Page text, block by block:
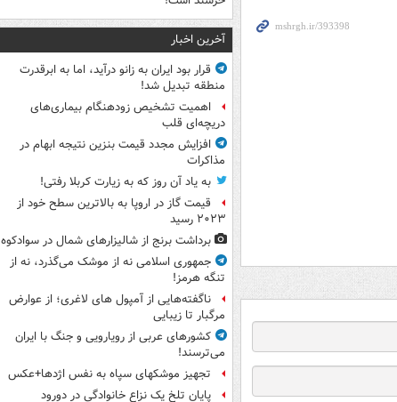
آخرین اخبار
قرار بود ایران به زانو درآید، اما به ابرقدرت
منطقه تبدیل شد!
اهمیت تشخیص زودهنگام بیماری‌های
دریچه‌ای قلب
افزایش مجدد قیمت بنزین نتیجه ابهام در
مذاکرات
به یاد آن روز که به زیارت کربلا رفتی!
قیمت گاز در اروپا به بالاترین سطح خود از
۲۰۲۳ رسید
برداشت برنج از شالیزارهای شمال در سوادکوه
جمهوری اسلامی نه از موشک می‌گذرد، نه از
تنگه هرمز!
ناگفته‌هایی از آمپول های لاغری؛ از عوارض
مرگبار تا زیبایی
کشورهای عربی از رویارویی و جنگ با ایران
می‌ترسند!
تجهیز موشکهای سپاه به نفس اژدها+عکس
پایان تلخ یک نزاع خانوادگی در دورود